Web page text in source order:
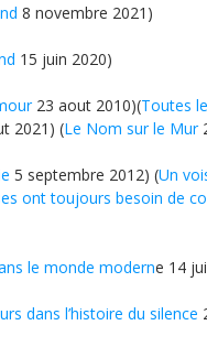
8 novembre 2021)
15 juin 2020)
23 aout 2010)(Toutes
2021) (Le Nom sur le Mur
5 septembre 2012) (Un
ont toujours besoin de
le monde moderne 14
dans l’histoire du silence